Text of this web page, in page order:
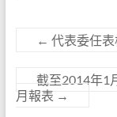
← 代表委任表
截至2014年1
月報表 →